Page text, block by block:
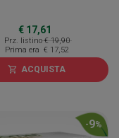
€ 17,61
Prz. listino € 19,90
Prima era € 17,52
shopping_cart ACQUISTA
-9%